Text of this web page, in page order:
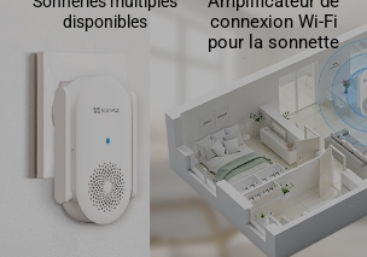
disponibles
connexion Wi-Fi
pour la sonnette